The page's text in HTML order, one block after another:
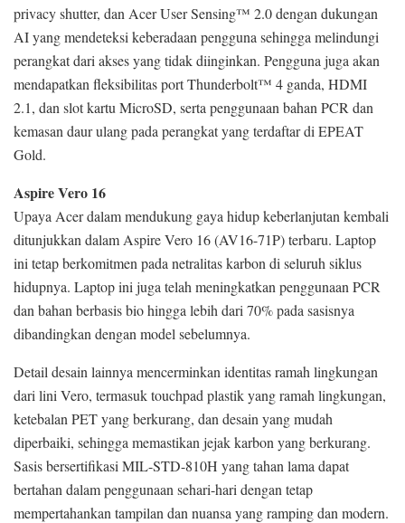
privacy shutter, dan Acer User Sensing™ 2.0 dengan dukungan
AI yang mendeteksi keberadaan pengguna sehingga melindungi
perangkat dari akses yang tidak diinginkan. Pengguna juga akan
mendapatkan fleksibilitas port Thunderbolt™ 4 ganda, HDMI
2.1, dan slot kartu MicroSD, serta penggunaan bahan PCR dan
kemasan daur ulang pada perangkat yang terdaftar di EPEAT
Gold.
Aspire Vero 16
Upaya Acer dalam mendukung gaya hidup keberlanjutan kembali
ditunjukkan dalam Aspire Vero 16 (AV16-71P) terbaru. Laptop
ini tetap berkomitmen pada netralitas karbon di seluruh siklus
hidupnya. Laptop ini juga telah meningkatkan penggunaan PCR
dan bahan berbasis bio hingga lebih dari 70% pada sasisnya
dibandingkan dengan model sebelumnya.
Detail desain lainnya mencerminkan identitas ramah lingkungan
dari lini Vero, termasuk touchpad plastik yang ramah lingkungan,
ketebalan PET yang berkurang, dan desain yang mudah
diperbaiki, sehingga memastikan jejak karbon yang berkurang.
Sasis bersertifikasi MIL-STD-810H yang tahan lama dapat
bertahan dalam penggunaan sehari-hari dengan tetap
mempertahankan tampilan dan nuansa yang ramping dan modern.